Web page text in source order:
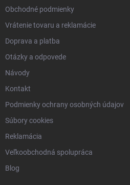
Obchodné podmienky
Vrátenie tovaru a reklamácie
Doprava a platba
Otázky a odpovede
Návody
Kontakt
Podmienky ochrany osobných údajov
Súbory cookies
Reklamácia
Veľkoobchodná spolupráca
Blog